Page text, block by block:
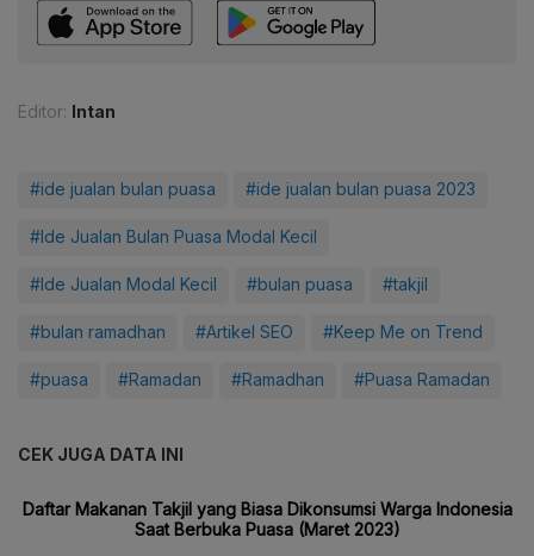
Editor: Intan
#ide jualan bulan puasa #ide jualan bulan puasa 2023
#Ide Jualan Bulan Puasa Modal Kecil
#Ide Jualan Modal Kecil #bulan puasa #takjil
#bulan ramadhan #Artikel SEO #Keep Me on Trend
#puasa #Ramadan #Ramadhan #Puasa Ramadan
CEK JUGA DATA INI